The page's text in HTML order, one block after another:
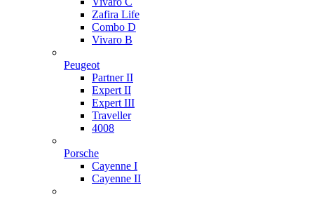
Zafira Life
Combo D
Vivaro B
Peugeot
Partner II
Expert II
Expert III
Traveller
4008
Porsche
Cayenne I
Cayenne II